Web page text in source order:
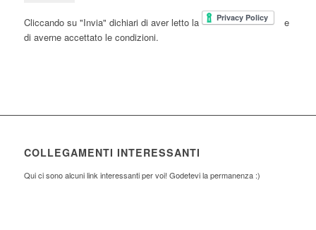
Cliccando su "Invia" dichiari di aver letto la
e
di averne accettato le condizioni.
COLLEGAMENTI INTERESSANTI
Qui ci sono alcuni link interessanti per voi! Godetevi la permanenza :)